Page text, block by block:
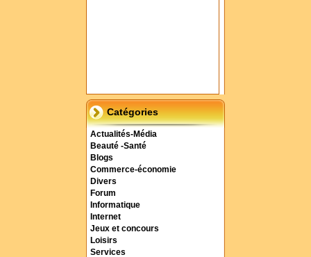
Catégories
Actualités-Média
Beauté -Santé
Blogs
Commerce-économie
Divers
Forum
Informatique
Internet
Jeux et concours
Loisirs
Services